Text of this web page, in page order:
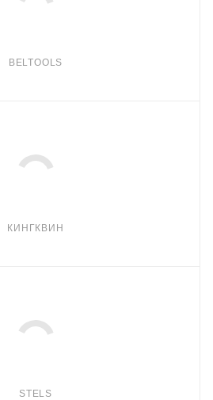
BELTOOLS
КИНГКВИН
STELS